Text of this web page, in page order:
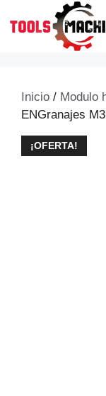
Inicio / Modulo
ENGranajes
¡OFERTA!